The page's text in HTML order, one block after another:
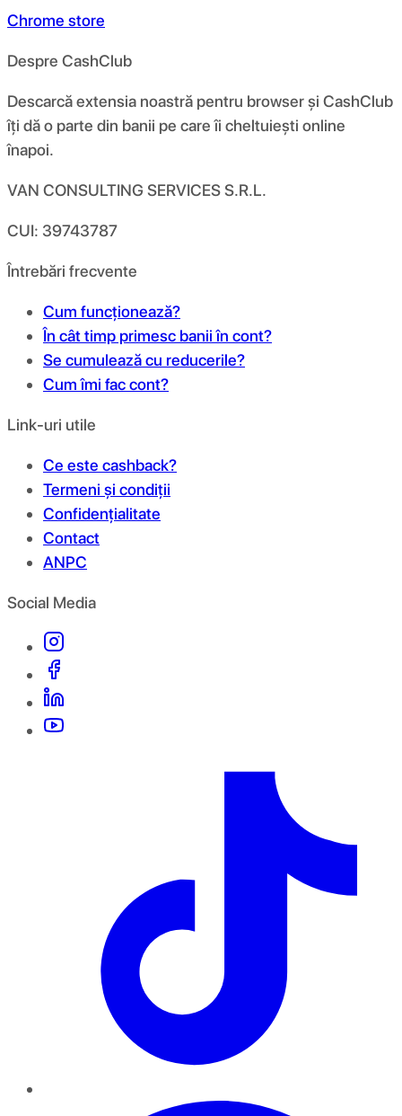
Chrome store
Despre CashClub
Descarcă extensia noastră pentru browser și CashClub
îți dă o parte din banii pe care îi cheltuiești online
înapoi.
VAN CONSULTING SERVICES S.R.L.
CUI: 39743787
Întrebări frecvente
Cum funcționează?
În cât timp primesc banii în cont?
Se cumulează cu reducerile?
Cum îmi fac cont?
Link-uri utile
Ce este cashback?
Termeni și condiții
Confidențialitate
Contact
ANPC
Social Media